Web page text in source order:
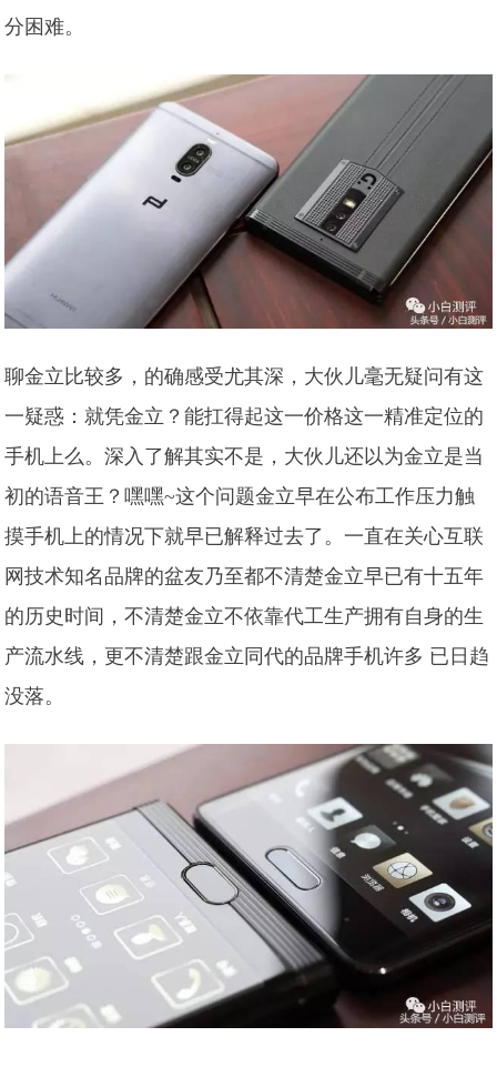
分困难。
聊金立比较多，的确感受尤其深，大伙儿毫无疑问有这
一疑惑：就凭金立？能扛得起这一价格这一精准定位的
手机上么。深入了解其实不是，大伙儿还以为金立是当
初的语音王？嘿嘿~这个问题金立早在公布工作压力触
摸手机上的情况下就早已解释过去了。一直在关心互联
网技术知名品牌的盆友乃至都不清楚金立早已有十五年
的历史时间，不清楚金立不依靠代工生产拥有自身的生
产流水线，更不清楚跟金立同代的品牌手机许多 已日趋
没落。